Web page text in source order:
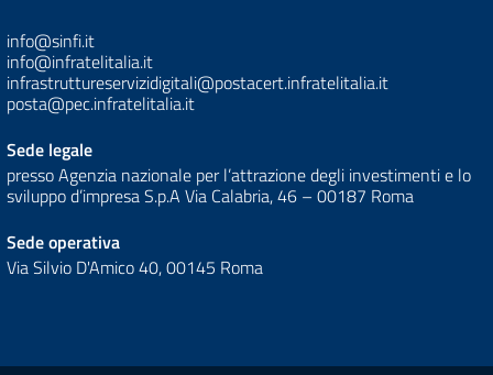
info@sinfi.it
info@infratelitalia.it
infrastruttureservizidigitali@postacert.infratelitalia.it
posta@pec.infratelitalia.it
Sede legale
presso Agenzia nazionale per l’attrazione degli investimenti e lo
sviluppo d’impresa S.p.A Via Calabria, 46 – 00187 Roma
Sede operativa
Via Silvio D'Amico 40, 00145 Roma